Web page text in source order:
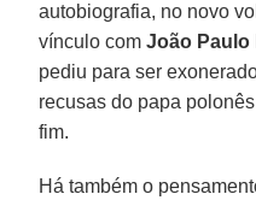
autobiografia, no novo
vínculo comJoão Paulo II
pediu para ser
recusas do papa
fim.
Há também o